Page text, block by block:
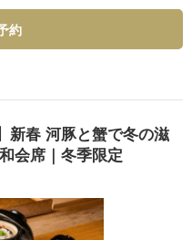
約
新春 河豚と蟹で冬の滋
会席｜冬季限定